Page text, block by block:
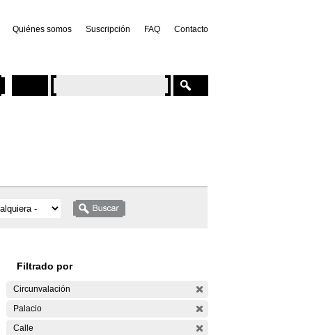
Quiénes somos Suscripción FAQ Contacto
Filtrado por
Circunvalación
Palacio
Calle